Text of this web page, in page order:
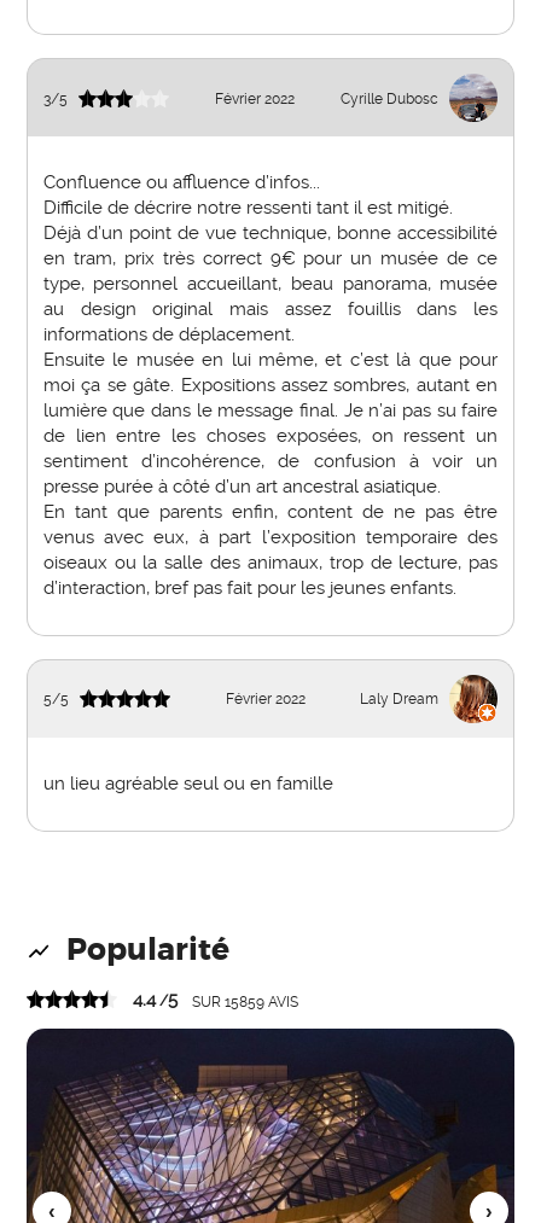
3/5 Février 2022 Cyrille Dubosc
Confluence ou affluence d’infos...
Difficile de décrire notre ressenti tant il est mitigé.
Déjà d’un point de vue technique, bonne accessibilité
en tram, prix très correct 9€ pour un musée de ce
type, personnel accueillant, beau panorama, musée
au design original mais assez fouillis dans les
informations de déplacement.
Ensuite le musée en lui même, et c’est là que pour
moi ça se gâte. Expositions assez sombres, autant en
lumière que dans le message final. Je n’ai pas su faire
de lien entre les choses exposées, on ressent un
sentiment d’incohérence, de confusion à voir un
presse purée à côté d’un art ancestral asiatique.
En tant que parents enfin, content de ne pas être
venus avec eux, à part l’exposition temporaire des
oiseaux ou la salle des animaux, trop de lecture, pas
d’interaction, bref pas fait pour les jeunes enfants.
5/5 Février 2022 Laly Dream
un lieu agréable seul ou en famille
Popularité
4.4/5 SUR15859 AVIS